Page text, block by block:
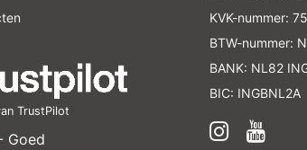
TrustPilot
Goed
KVK-nummer:
BTW-nummer:
BANK: NL82
BIC: INGBNL2A